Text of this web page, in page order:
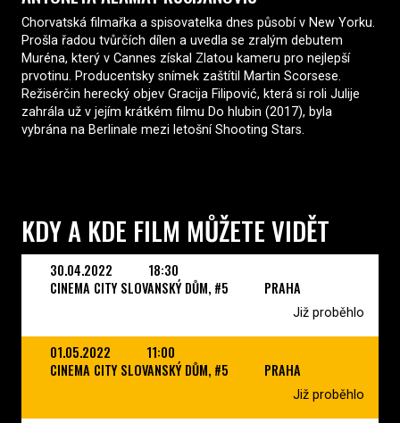
Chorvatská filmařka a spisovatelka dnes působí v New Yorku.
Prošla řadou tvůrčích dílen a uvedla se zralým debutem
Muréna, který v Cannes získal Zlatou kameru pro nejlepší
prvotinu. Producentsky snímek zaštítil Martin Scorsese.
Režisérčin herecký objev Gracija Filipović, která si roli Julije
zahrála už v jejím krátkém filmu Do hlubin (2017), byla
vybrána na Berlinale mezi letošní Shooting Stars.
KDY A KDE FILM MŮŽETE VIDĚT
30.04.2022
18:30
CINEMA CITY SLOVANSKÝ DŮM, #5
PRAHA
Již proběhlo
01.05.2022
11:00
CINEMA CITY SLOVANSKÝ DŮM, #5
PRAHA
Již proběhlo